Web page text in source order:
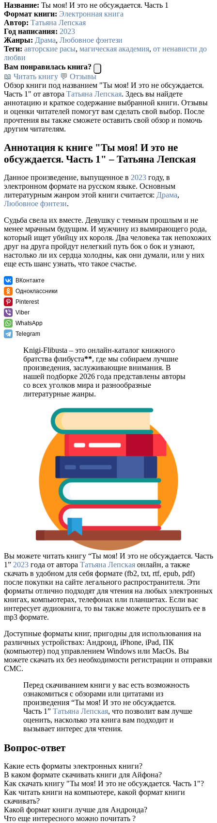
Название: Ты моя! И это не обсуждается. Часть 1
Формат книги: Электронная книга
Автор: Татьяна Лепская
Год написания: 2023
Жанры: Драма, Любовное фэнтези
Теги: авторские расы, магическая академия, от ненависти до
любви
Вам понравилась книга?
📖 Читать книгу 💬 Отзывы
Обзор книги под названием "Ты моя! И это не обсуждается.
Часть 1" от автора Татьяна Лепская. Здесь вы найдете
аннотацию и краткое содержание выбранной книги. Отзывы
и оценки читателей помогут вам сделать свой выбор. После
прочтения вы также сможете оставить свой обзор и помочь
другим читателям.
Аннотация к книге "Ты моя! И это не
обсуждается. Часть 1" – Татьяна Лепская
Данное произведение, выпущенное в 2023 году, в
электронном формате на русском языке. Основным
литературным жанром этой книги считается: Драма,
Любовное фэнтези.
Судьба свела их вместе. Девушку с темным прошлым и не
менее мрачным будущим. И мужчину из вымирающего рода,
который ищет убийцу их короля. Два человека так непохожих
друг на друга пройдут нелегкий путь бок о бок и узнают,
настолько ли их сердца холодны, как они думали, или у них
еще есть шанс узнать, что такое счастье.
ВКонтакте
Одноклассники
Pinterest
Viber
WhatsApp
Telegram
Knigi-Flibusta – это онлайн-каталог книжного
братства флибуста**, где мы собираем лучшие
произведения, заслуживающие внимания. В
нашей подборке 2026 года представлены авторы
со всех уголков мира и разнообразные
литературные жанры.
Вы можете читать книгу “Ты моя! И это не обсуждается. Часть
1” 2023 года от автора Татьяна Лепская онлайн, а также
скачать в удобном для себя формате (fb2, txt, rtf, epub, pdf)
после покупки на сайте легального распространителя. Эти
форматы отлично подходят для чтения на любых электронных
книгах, компьютерах, телефонах или планшетах. Если вас
интересует аудиокнига, то вы также можете прослушать ее в
mp3 формате.
Доступные форматы книг, пригодны для использования на
различных устройствах: Андроид, iPhone, iPad, ПК
(компьютер) под управлением Windows или MacOs. Вы
можете скачать их без необходимости регистрации и отправки
СМС.
Перед скачиванием книги у вас есть возможность
ознакомиться с обзорами или цитатами из
произведения “Ты моя! И это не обсуждается.
Часть 1” Татьяна Лепская, что позволит вам лучше
оценить, насколько эта книга вам подходит и
вызывает интерес для чтения.
Вопрос-ответ
Какие есть форматы электронных книги?
В каком формате скачивать книги для Айфона?
Как скачать книгу "Ты моя! И это не обсуждается. Часть 1"?
Как читать книги на компьютере, какой формат книги
скачивать?
Какой формат книги лучше для Андроида?
Что еще интересного можно почитать ?